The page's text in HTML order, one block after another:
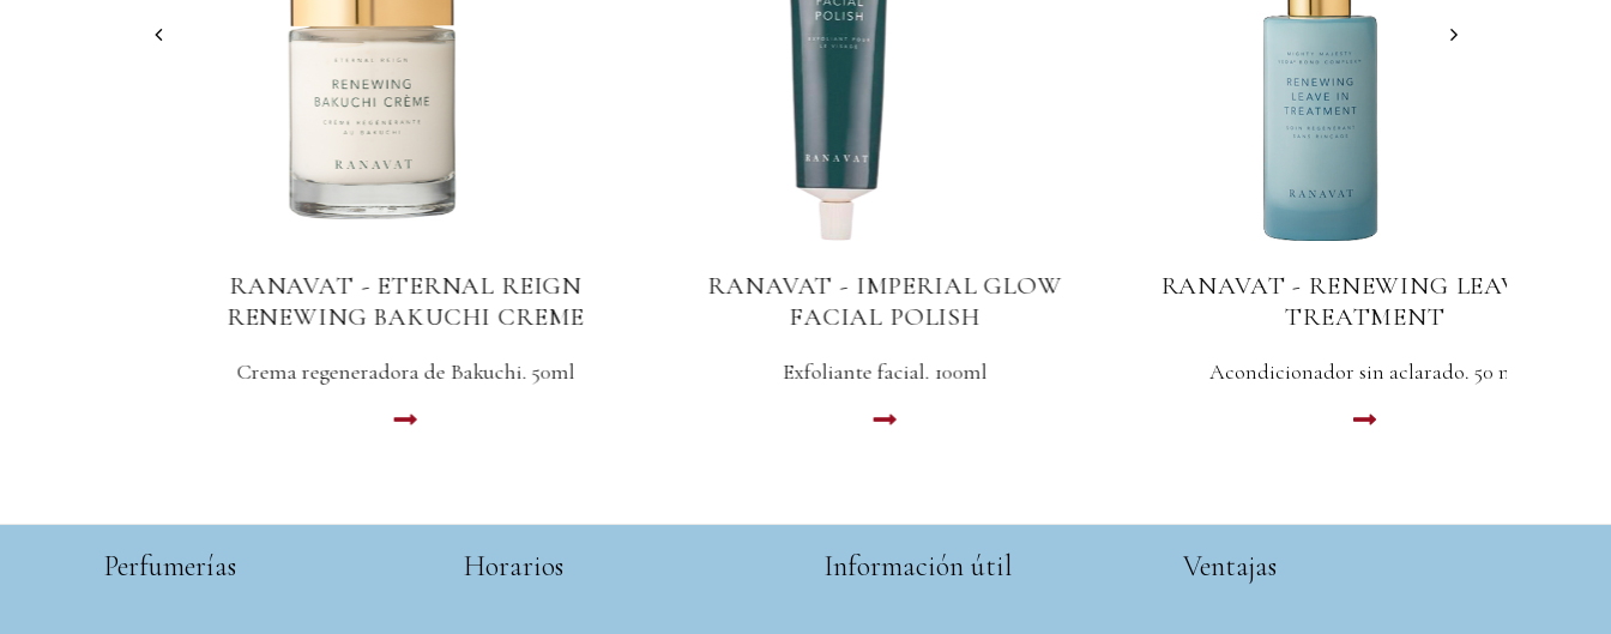
RANAVAT - ETERNAL REIGN
RENEWING BAKUCHI CREME
Crema regeneradora de Bakuchi. 50ml
LEER MAS
RANAVAT - IMPERIAL GLOW
FACIAL POLISH
Exfoliante facial. 100ml
LEER MAS
RANAVAT - RENEWING LEAVE IN
TREATMENT
Acondicionador sin aclarado. 50 ml
LEER MAS
Horarios Información útil
Perfumerías Ventajas